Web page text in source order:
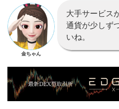
金ちゃん
大手サービス
通貨が少しず
いね。